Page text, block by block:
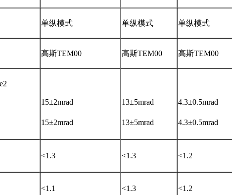
单纵模式 单纵模式 单纵模式
高斯TEM00 高斯TEM00 高斯TEM00
15±2mrad
15±2mrad
13±5mrad
13±5mrad
4.3±0.5mrad
4.3±0.5mrad
<1.3 <1.3 <1.2
<1.1 <1.3 <1.2